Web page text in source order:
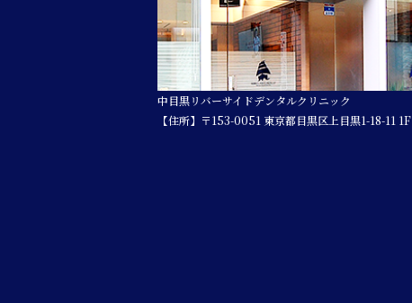
中目黒リバーサイドデンタルクリニック
【住所】〒153-0051 東京都目黒区上目黒1-18-11 1F